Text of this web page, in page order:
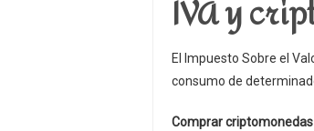
IVA y
El Impuesto Sobre el
consumo de
Comprar